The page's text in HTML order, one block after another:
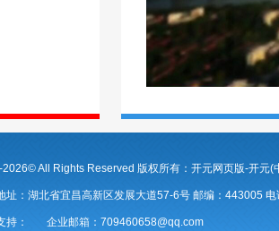
All Rights Reserved 版权所有：开元网页版-开元(
址：湖北省宜昌高新区发展大道57-6号 邮编：443005
持： 企业邮箱：709460658@qq.com